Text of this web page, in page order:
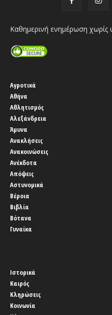
Καθημερινή ενημέρωση χωρίς
Αγροτικά
Αθήνα
Αθλητισμός
Αλεξάνδρεια
Άμυνα
Ανακλήσεις
Ανακοινώσεις
Ανέκδοτα
Απόψεις
Αστυνομικά
Βέροια
Βιβλία
Βότανα
Γυναίκα
Ιστορικά
Καιρός
Κληρώσεις
Κοινωνία